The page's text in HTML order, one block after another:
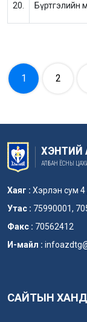
20. Бүртгэлийн
1 2
ХЭНТИЙ
АЛБАН ЁСНЫ
Хаяг : Хэрлэн сум
Утас : 75990001,
Факс : 70562412
И-майл :
САЙТЫН